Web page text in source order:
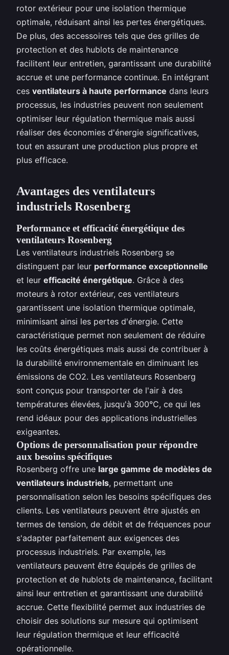
rotor extérieur pour une isolation thermique
optimale, réduisant ainsi les pertes énergétiques.
De plus, des accessoires tels que des grilles de
protection et des hublots de maintenance
facilitent leur entretien, garantissant une durabilité
accrue et une performance continue. En intégrant
ces ventilateurs à haute performance dans leurs
processus, les industries peuvent non seulement
optimiser leur régulation thermique mais aussi
réaliser des économies d'énergie significatives,
tout en assurant une production plus propre et
plus efficace.
Avantages des ventilateurs
industriels Rosenberg
Performance et efficacité énergétique des
ventilateurs Rosenberg
Les ventilateurs industriels Rosenberg se
distinguent par leur performance exceptionnelle
et leur efficacité énergétique. Grâce à des
moteurs à rotor extérieur, ces ventilateurs
garantissent une isolation thermique optimale,
minimisant ainsi les pertes d'énergie. Cette
caractéristique permet non seulement de réduire
les coûts énergétiques mais aussi de contribuer à
la durabilité environnementale en diminuant les
émissions de CO2. Les ventilateurs Rosenberg
sont conçus pour transporter de l'air à des
températures élevées, jusqu'à 300°C, ce qui les
rend idéaux pour des applications industrielles
exigeantes.
Options de personnalisation pour répondre
aux besoins spécifiques
Rosenberg offre une large gamme de modèles de
ventilateurs industriels, permettant une
personnalisation selon les besoins spécifiques des
clients. Les ventilateurs peuvent être ajustés en
termes de tension, de débit et de fréquences pour
s'adapter parfaitement aux exigences des
processus industriels. Par exemple, les
ventilateurs peuvent être équipés de grilles de
protection et de hublots de maintenance, facilitant
ainsi leur entretien et garantissant une durabilité
accrue. Cette flexibilité permet aux industries de
choisir des solutions sur mesure qui optimisent
leur régulation thermique et leur efficacité
opérationnelle.